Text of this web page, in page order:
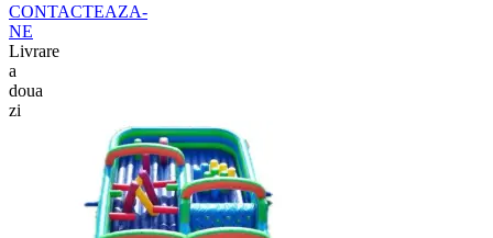
CONTACTEAZA-
NE
Livrare
a
doua
zi